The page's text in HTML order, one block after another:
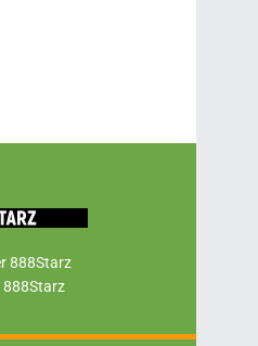
888Starz